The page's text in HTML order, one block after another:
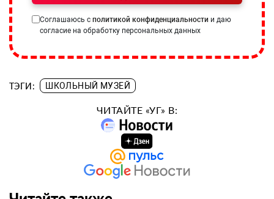
Соглашаюсь с политикой конфиденциальности и даю
согласие на обработку персональных данных
ТЭГИ: ШКОЛЬНЫЙ МУЗЕЙ
ЧИТАЙТЕ «УГ» В: